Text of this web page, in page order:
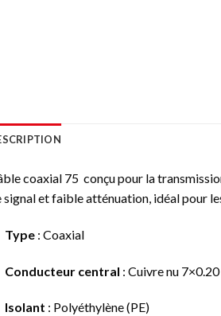
coaxial 75 conçu pour la
signal et faible atténuation, idéal pour
Type: Coaxial
Conducteur central : Cuivre nu
Isolant : Polyéthylène (PE)